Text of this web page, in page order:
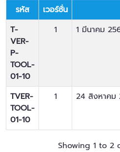
รหัส เวอร์ชั่น
T-
VER-
P-
TOOL-
01-10
1 1 มีนาคม
TVER-
TOOL-
01-10
1 24 สิงหาคม
Showing 1 to 2